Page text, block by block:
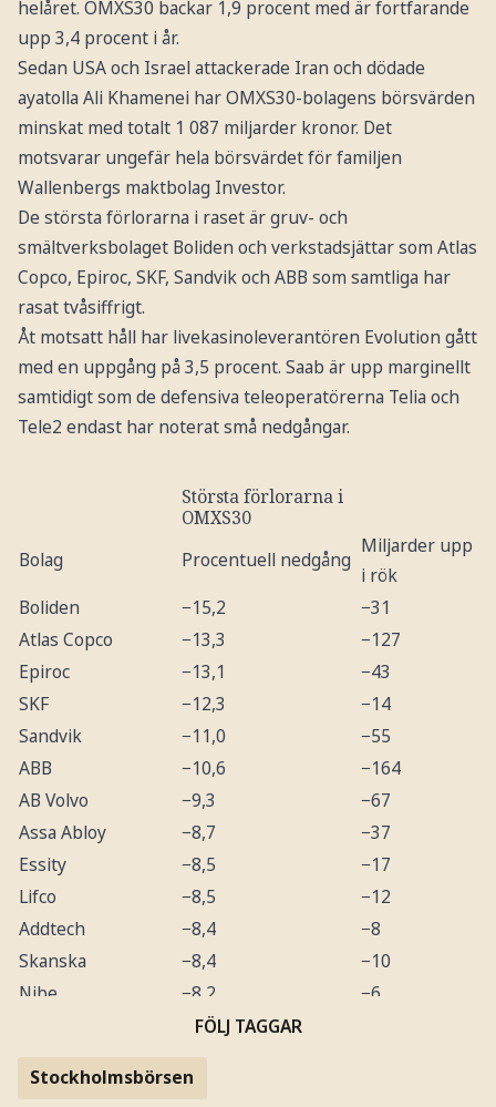
helåret. OMXS30 backar 1,9 procent med är fortfarande
upp 3,4 procent i år.
Sedan USA och Israel attackerade Iran och dödade
ayatolla Ali Khamenei har OMXS30-bolagens börsvärden
minskat med totalt 1 087 miljarder kronor. Det
motsvarar ungefär hela börsvärdet för familjen
Wallenbergs maktbolag Investor.
De största förlorarna i raset är gruv- och
smältverksbolaget Boliden och verkstadsjättar som Atlas
Copco, Epiroc, SKF, Sandvik och ABB som samtliga har
rasat tvåsiffrigt.
Åt motsatt håll har livekasinoleverantören Evolution gått
med en uppgång på 3,5 procent. Saab är upp marginellt
samtidigt som de defensiva teleoperatörerna Telia och
Tele2 endast har noterat små nedgångar.
Största förlorarna i
OMXS30
Bolag
Procentuell nedgång
Miljarder upp
i rök
Boliden
−15,2
−31
Atlas Copco
−13,3
−127
Epiroc
−13,1
−43
SKF
−12,3
−14
Sandvik
−11,0
−55
ABB
−10,6
−164
AB Volvo
−9,3
−67
Assa Abloy
−8,7
−37
Essity
−8,5
−17
Lifco
−8,5
−12
Addtech
−8,4
−8
Skanska
−8,4
−10
Nibe
−8,2
−6
−8,1
Industrivärden
−7,5
Astra Zeneca
−7,5
FÖLJ TAGGAR
Stockholmsbörsen